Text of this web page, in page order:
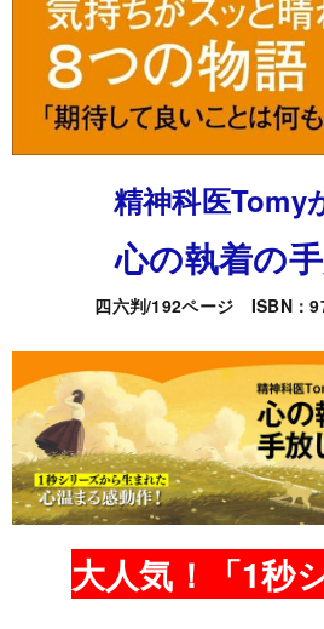
精神科医Tomy
心の執着の
四六判/192ページ ISBN：
大人気！「1秒